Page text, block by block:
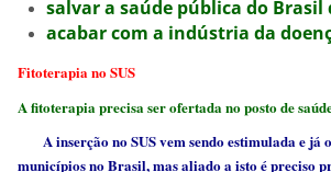
salvar a saúde pública do Brasil
acabar com a indústria da
Fitoterapia no SUS
A fitoterapia precisa ser ofertada no posto de
A inserção no SUS vem sendo estimulada e já
municípios no Brasil, mas aliado a isto é preciso